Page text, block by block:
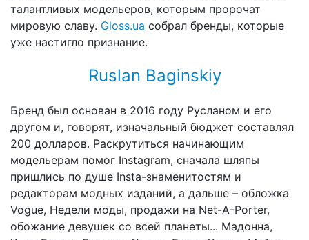
талантливых модельеров, которым пророчат
мировую славу. Gloss.ua собрал бренды, которые
уже настигло признание.
Ruslan Baginskiy
Бренд был основан в 2016 году Русланом и его
другом и, говорят, изначальный бюджет составлял
200 долларов. Раскрутиться начинающим
модельерам помог Instagram, сначала шляпы
пришлись по душе Insta-знаменитостям и
редакторам модных изданий, а дальше – обложка
Vogue, Недели моды, продажи на Net-A-Porter,
обожание девушек со всей планеты... Мадонна,